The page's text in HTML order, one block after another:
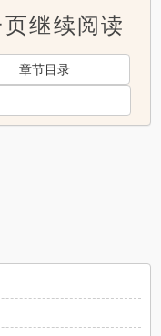
继续阅读
章节目录